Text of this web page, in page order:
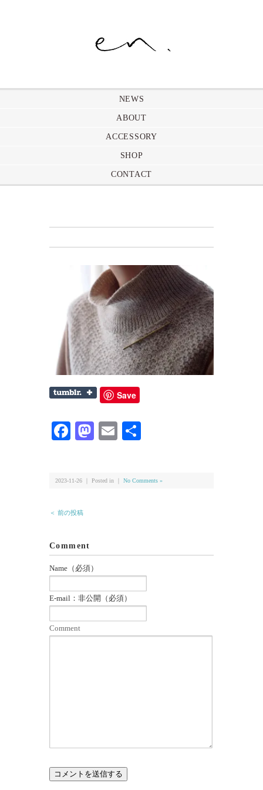
NEWS
ABOUT
ACCESSORY
SHOP
CONTACT
Save
Facebook
Mastodon
Email
2023-11-26 ｜ Posted in ｜ No Comments »
＜ 前の投稿
Comment
Name（必須）
E-mail：非公開（必須）
Comment